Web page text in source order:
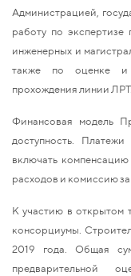
Администрацией,
работу по экспертизе
инженерных и
также по оценке и
прохождения линии ЛРТ.
Финансовая модель
доступность.
включать компенсацию
расходов и комиссию за
К участию в открытом
консорциумы.
2019 года. Общая
предварительной